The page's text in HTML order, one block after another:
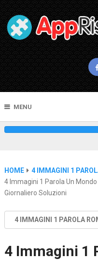
MENU
HOME
4 IMMAGINI 1
4 Immagini 1 Parola Un
Giornaliero Soluzioni
4 IMMAGINI 1 PAROLA
4 Immagini 1